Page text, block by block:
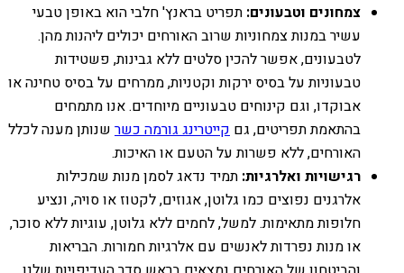
צמחונים וטבעונים: תפריט בראנץ' חלבי הוא באופן טבעי
עשיר במנות צמחוניות שרוב האורחים יכולים ליהנות מהן.
לטבעונים, אפשר להכין סלטים ללא גבינות, פשטידות
טבעוניות על בסיס ירקות וקטניות, ממרחים על בסיס טחינה או
אבוקדו, וגם קינוחים טבעוניים מיוחדים. אנו מתמחים
בהתאמת תפריטים, גם קייטרינג גורמה כשר שנותן מענה לכלל
האורחים, ללא פשרות על הטעם או האיכות.
רגישויות ואלרגיות: תמיד נדאג לסמן מנות שמכילות
אלרגנים נפוצים כמו גלוטן, אגוזים, לקטוז או סויה, ונציע
חלופות מתאימות. למשל, לחמים ללא גלוטן, עוגיות ללא סוכר,
או מנות נפרדות לאנשים עם אלרגיות חמורות. הבריאות